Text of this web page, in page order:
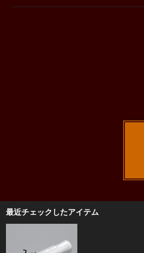
最近チェックしたアイテム